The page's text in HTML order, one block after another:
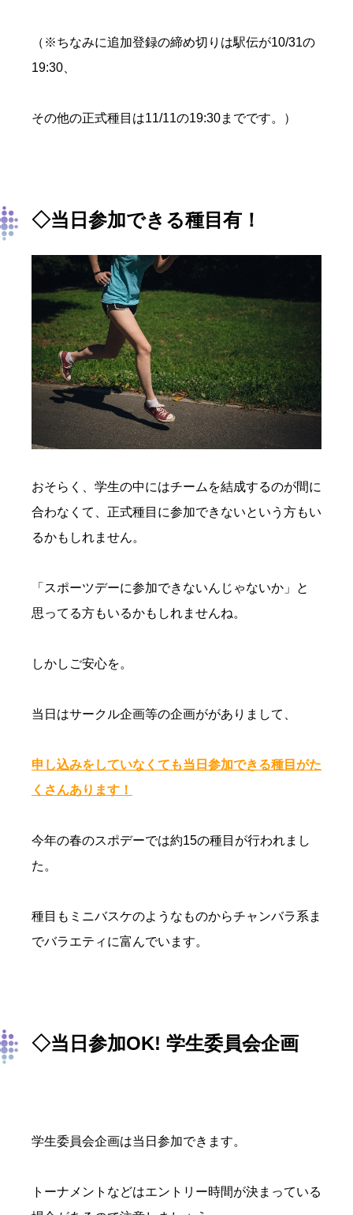
（※ちなみに追加登録の締め切りは駅伝が10/31の
19:30、
その他の正式種目は11/11の19:30までです。）
◇当日参加できる種目有！
おそらく、学生の中にはチームを結成するのが間に
合わなくて、正式種目に参加できないという方もい
るかもしれません。
「スポーツデーに参加できないんじゃないか」と
思ってる方もいるかもしれませんね。
しかしご安心を。
当日はサークル企画等の企画ががありまして、
申し込みをしていなくても当日参加できる種目がた
くさんあります！
今年の春のスポデーでは約15の種目が行われまし
た。
種目もミニバスケのようなものからチャンバラ系ま
でバラエティに富んでいます。
◇当日参加OK! 学生委員会企画
学生委員会企画は当日参加できます。
トーナメントなどはエントリー時間が決まっている